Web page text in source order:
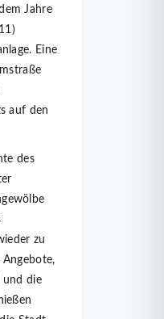
Jahre
Eine
auf den
des
zu
Angebote,
und die